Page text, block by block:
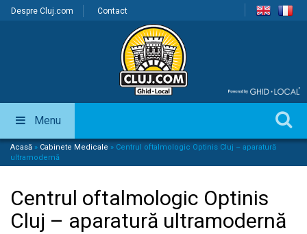
Despre Cluj.com Contact
Menu
Acasă » Cabinete Medicale » Centrul oftalmologic Optinis Cluj – aparatură
ultramodernă
Centrul oftalmologic Optinis
Cluj – aparatură ultramodernă